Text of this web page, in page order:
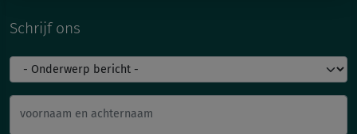
Schrijf ons
voornaam en achternaam